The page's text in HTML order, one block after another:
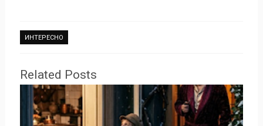
ИНТЕРЕСНО
Related Posts